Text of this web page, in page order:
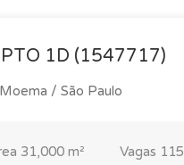
1D (1547717)
Moema / São Paulo
31,000 m² Vagas 115